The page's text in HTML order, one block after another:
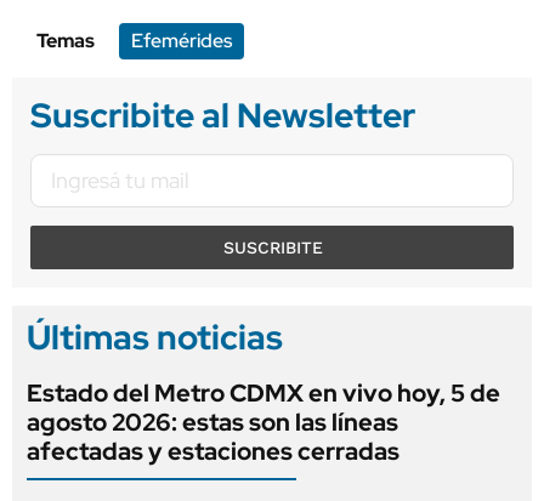
Temas Efemérides
Suscribite al Newsletter
SUSCRIBITE
Últimas noticias
Estado del Metro CDMX en vivo hoy, 5 de
agosto 2026: estas son las líneas
afectadas y estaciones cerradas